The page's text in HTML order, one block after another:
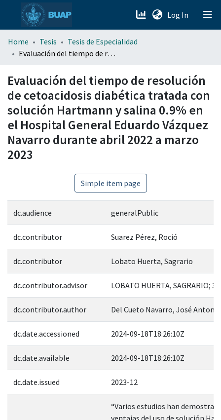
Log In (current)
menu.section.about_menu
Home Tesis
Tesis de Especialidad
Evaluación del tiempo de resolución de cetoacidosis diabética tratada con solución Hartmann y salina 0.9% en el Hospital General Eduardo Vázquez Navarro durante abril 2022 a marzo 2023
Evaluación del tiempo de resolución
de cetoacidosis diabética tratada con
solución Hartmann y salina 0.9% en
el Hospital General Eduardo Vázquez
Navarro durante abril 2022 a marzo
2023
Simple item page
dc.audience generalPublic
dc.contributor Suarez Pérez, Roció
dc.contributor Lobato Huerta, Sagrario
dc.contributor.advisor LOBATO HUERTA, SAGRARIO;
dc.contributor.author Del Cueto Navarro, José Antonio
dc.date.accessioned 2024-09-18T18:26:10Z
dc.date.available 2024-09-18T18:26:10Z
dc.date.issued 2023-12
“Varios estudios han
ventajas del uso de solución